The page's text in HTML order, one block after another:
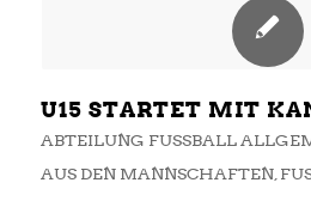
U15 STARTET MIT
ABTEILUNG FUSSBALL
AUS DEN MANNSCHAFTEN,